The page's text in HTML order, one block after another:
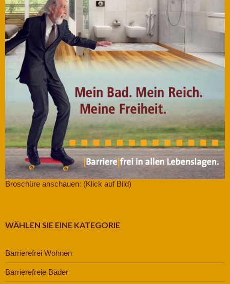
Broschüre anschauen: (Klick auf Bild)
WÄHLEN SIE EINE KATEGORIE
Barrierefrei Wohnen
Barrierefreie Bäder